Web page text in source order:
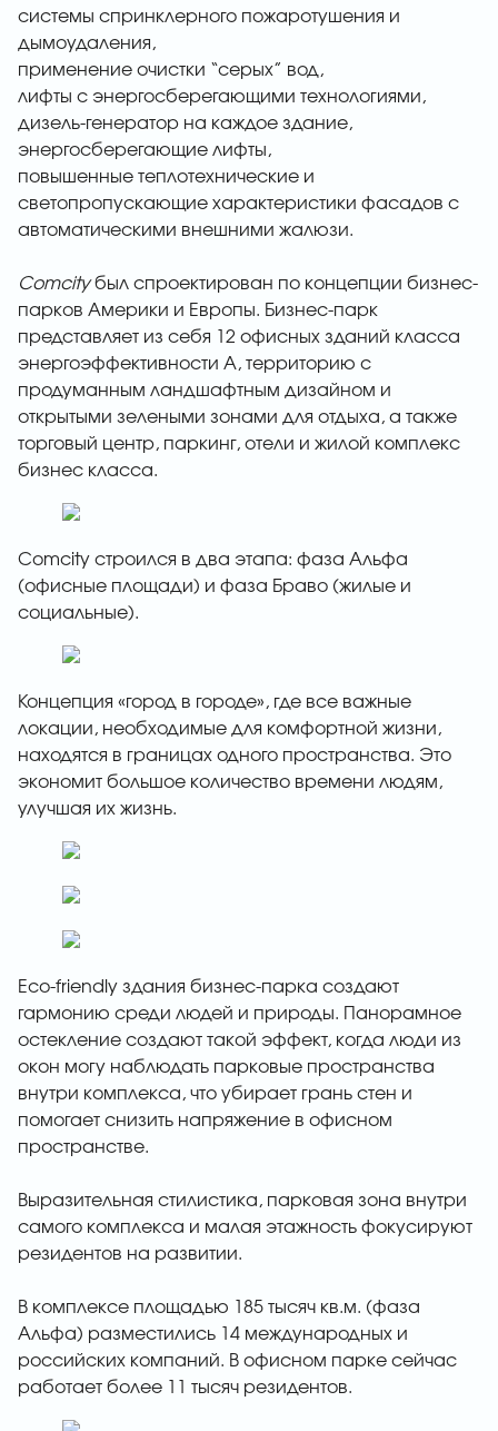
системы спринклерного пожаротушения и
дымоудаления,
применение очистки “серых” вод,
лифты с энергосберегающими технологиями,
дизель-генератор на каждое здание,
энергосберегающие лифты,
повышенные теплотехнические и
светопропускающие характеристики фасадов с
автоматическими внешними жалюзи.
Comcityбыл спроектирован по концепции бизнес-
парков Америки и Европы. Бизнес-парк
представляет из себя 12 офисных зданий класса
энергоэффективности А, территорию с
продуманным ландшафтным дизайном и
открытыми зелеными зонами для отдыха, а также
торговый центр, паркинг, отели и жилой комплекс
бизнес класса.
Comcity строился в два этапа: фаза Альфа
(офисные площади) и фаза Браво (жилые и
социальные).
Концепция «город в городе», где все важные
локации, необходимые для комфортной жизни,
находятся в границах одного пространства. Это
экономит большое количество времени людям,
улучшая их жизнь.
Eco-friendly здания бизнес-парка создают
гармонию среди людей и природы. Панорамное
остекление создают такой эффект, когда люди из
окон могу наблюдать парковые пространства
внутри комплекса, что убирает грань стен и
помогает снизить напряжение в офисном
пространстве.
Выразительная стилистика, парковая зона внутри
самого комплекса и малая этажность фокусируют
резидентов на развитии.
В комплексе площадью 185 тысяч кв.м. (фаза
Альфа) разместились 14 международных и
российских компаний. В офисном парке сейчас
работает более 11 тысяч резидентов.